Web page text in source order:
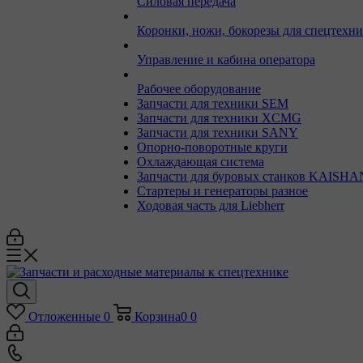
Коронки, ножи, бокорезы для
Управление и кабина оператора
Рабочее оборудование
Запчасти для техники SEM
Запчасти для техники XCMG
Запчасти для техники SANY
Опорно-поворотные круги
Охлаждающая система
Запчасти для буровых станков
Стартеры и генераторы разное
Ходовая часть для Liebherr
Отложенные 0 Корзина0 0